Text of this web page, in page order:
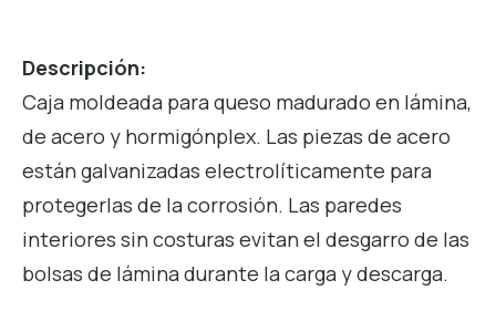
Descripción:
Caja moldeada para queso madurado en lámina,
de acero y hormigónplex. Las piezas de acero
están galvanizadas electrolíticamente para
protegerlas de la corrosión. Las paredes
interiores sin costuras evitan el desgarro de las
bolsas de lámina durante la carga y descarga.